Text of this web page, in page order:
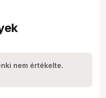
nem értékelte.